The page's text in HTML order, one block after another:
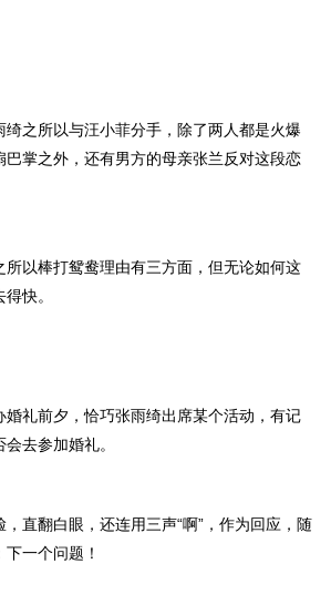
绮之所以与汪小菲分手，除了两人都是火爆
巴掌之外，还有男方的母亲张兰反对这段恋
所以棒打鸳鸯理由有三方面，但无论如何这
快。
婚礼前夕，恰巧张雨绮出席某个活动，有记
去参加婚礼。
直翻白眼，还连用三声“啊”，作为回应，随
一个问题！